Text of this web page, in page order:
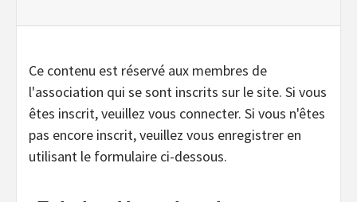
Ce contenu est réservé aux membres de
l'association qui se sont inscrits sur le site. Si vous
êtes inscrit, veuillez vous connecter. Si vous n'êtes
pas encore inscrit, veuillez vous enregistrer en
utilisant le formulaire ci-dessous.